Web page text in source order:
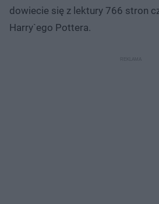
dowiecie się z lektury 766 stron
Harry`ego Pottera.